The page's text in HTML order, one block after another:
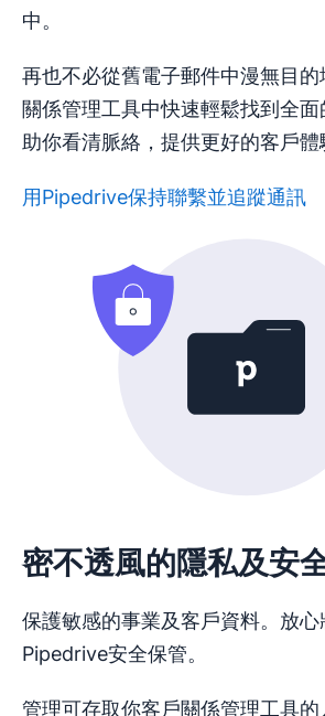
中。
再也不必從舊電子郵件中漫無目
關係管理工具中快速輕鬆找到全
助你看清脈絡，提供更好的客戶體
用Pipedrive保持聯繫並追蹤通訊
在新視窗開啟
密不透風的隱私及安
保護敏感的事業及客戶資料。放心
Pipedrive安全保管。
管理可存取你客戶關係管理工具